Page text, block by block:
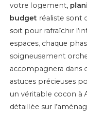
votre logement,
budget réaliste sont
soit pour rafraîchir
espaces, chaque
soigneusement
accompagnera dans
astuces précieuses
un véritable cocon à
détaillée sur